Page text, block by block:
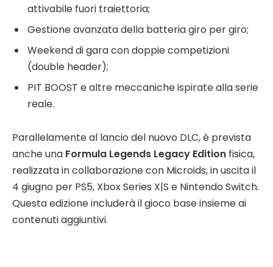
attivabile fuori traiettoria;
Gestione avanzata della batteria giro per giro;
Weekend di gara con doppie competizioni
(double header);
PIT BOOST e altre meccaniche ispirate alla serie
reale.
Parallelamente al lancio del nuovo DLC, è prevista
anche una Formula Legends Legacy Edition fisica,
realizzata in collaborazione con Microids, in uscita il
4 giugno per PS5, Xbox Series X|S e Nintendo Switch.
Questa edizione includerà il gioco base insieme ai
contenuti aggiuntivi.